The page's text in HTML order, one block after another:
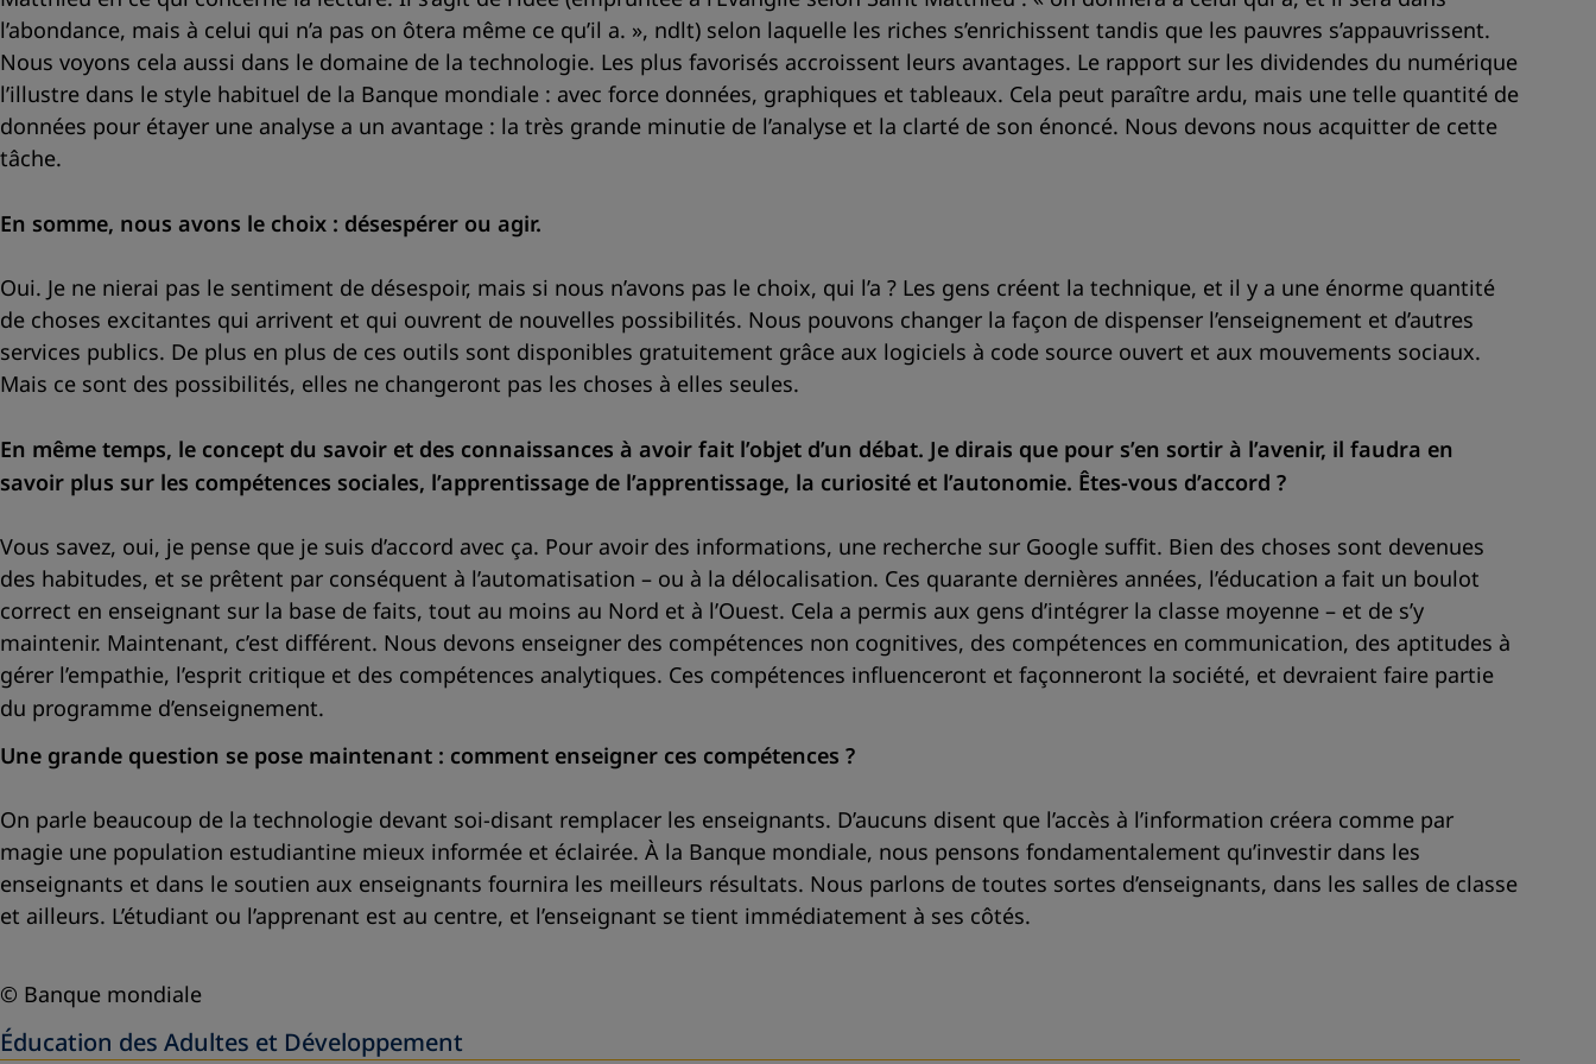
l’abondance, mais à celui qui n’a pas on ôtera même ce qu’il a. », ndlt) selon laquelle les riches s’enrichissent tandis que les pauvres s’appauvrissent.
Nous voyons cela aussi dans le domaine de la technologie. Les plus favorisés accroissent leurs avantages. Le rapport sur les dividendes du numérique
l’illustre dans le style habituel de la Banque mondiale : avec force données, graphiques et tableaux. Cela peut paraître ardu, mais une telle quantité de
données pour étayer une analyse a un avantage : la très grande minutie de l’analyse et la clarté de son énoncé. Nous devons nous acquitter de cette
tâche.
En somme, nous avons le choix : désespérer ou agir.
Oui. Je ne nierai pas le sentiment de désespoir, mais si nous n’avons pas le choix, qui l’a ? Les gens créent la technique, et il y a une énorme quantité
de choses excitantes qui arrivent et qui ouvrent de nouvelles possibilités. Nous pouvons changer la façon de dispenser l’enseignement et d’autres
services publics. De plus en plus de ces outils sont disponibles gratuitement grâce aux logiciels à code source ouvert et aux mouvements sociaux.
Mais ce sont des possibilités, elles ne changeront pas les choses à elles seules.
En même temps, le concept du savoir et des connaissances à avoir fait l’objet d’un débat. Je dirais que pour s’en sortir à l’avenir, il faudra en
savoir plus sur les compétences sociales, l’apprentissage de l’apprentissage, la curiosité et l’autonomie. Êtes-vous d’accord ?
Vous savez, oui, je pense que je suis d’accord avec ça. Pour avoir des informations, une recherche sur Google suffit. Bien des choses sont devenues
des habitudes, et se prêtent par conséquent à l’automatisation – ou à la délocalisation. Ces quarante dernières années, l’éducation a fait un boulot
correct en enseignant sur la base de faits, tout au moins au Nord et à l’Ouest. Cela a permis aux gens d’intégrer la classe moyenne – et de s’y
maintenir. Maintenant, c’est différent. Nous devons enseigner des compétences non cognitives, des compétences en communication, des aptitudes à
gérer l’empathie, l’esprit critique et des compétences analytiques. Ces compétences influenceront et façonneront la société, et devraient faire partie
du programme d’enseignement.
Une grande question se pose maintenant : comment enseigner ces compétences ?
On parle beaucoup de la technologie devant soi-disant remplacer les enseignants. D’aucuns disent que l’accès à l’information créera comme par
magie une population estudiantine mieux informée et éclairée. À la Banque mondiale, nous pensons fondamentalement qu’investir dans les
enseignants et dans le soutien aux enseignants fournira les meilleurs résultats. Nous parlons de toutes sortes d’enseignants, dans les salles de classe
et ailleurs. L’étudiant ou l’apprenant est au centre, et l’enseignant se tient immédiatement à ses côtés.
© Banque mondiale
Éducation des Adultes et Développement